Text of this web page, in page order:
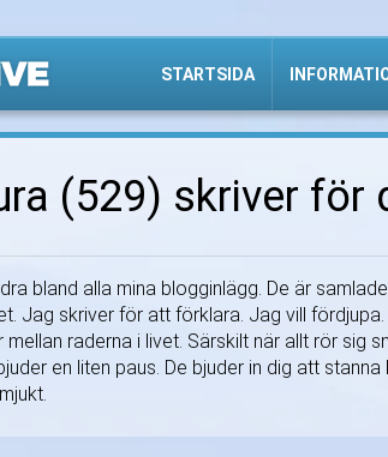
STARTSIDA
(529) skriver för
bland alla mina blogginlägg. De är
Jag skriver för att förklara. Jag vill
mellan raderna i livet. Särskilt när allt rör sig
en liten paus. De bjuder in dig att